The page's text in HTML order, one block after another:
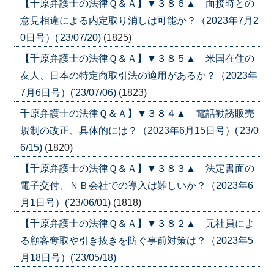
【千原弁護士の法律Ｑ＆Ａ】▼３８６▲ 面接時との
意見相違による内定取り消しは可能か？（2023年7月2
0日号）('23/07/20) (1825)
【千原弁護士の法律Ｑ＆Ａ】▼３８５▲ 米国在住の
友人、日本の特定商取引法の適用があるか？（2023年
7月6日号）('23/07/06) (1823)
千原弁護士の法律Ｑ＆Ａ】▼３８４▲ 電話勧誘販売
規制の改正、具体的には？（2023年6月15日号）('23/0
6/15) (1820)
【千原弁護士の法律Ｑ＆Ａ】▼３８３▲ 法定書面の
電子交付、ＮＢ会社での導入は難しいか？（2023年6
月1日号）('23/06/01) (1818)
【千原弁護士の法律Ｑ＆Ａ】▼３８２▲ 元社員によ
る顧客奪取や引き抜きを防ぐ事前対策は？（2023年5
月18日号）('23/05/18)